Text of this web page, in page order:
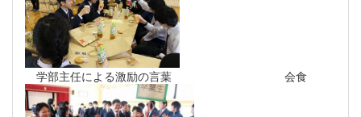
学部主任による激励の言葉 会食